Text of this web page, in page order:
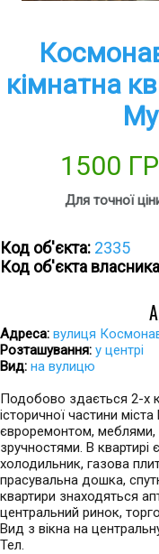
кімнатна
1500
Для точної
Код об'єкта: 2335
Код об'єкта
Адреса: вулиця
Розташування: у центрі
Вид: на вулицю
Подобово здається 2-х
історичної частини
євроремонтом, меблями,
зручностями. В квартирі
холодильник, газова
прасувальна дошка,
квартири знаходяться
центральний ринок,
Вид з вікна на
Тел.